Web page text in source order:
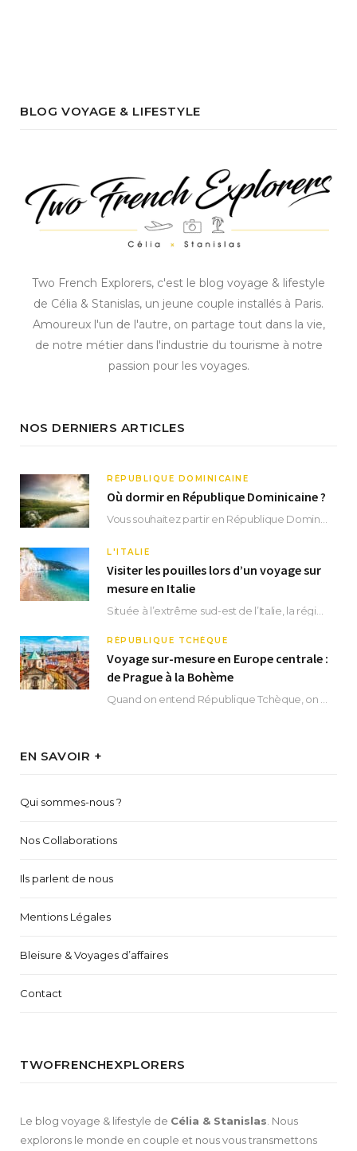
BLOG VOYAGE & LIFESTYLE
Two French Explorers, c'est le blog voyage & lifestyle
de Célia & Stanislas, un jeune couple installés à Paris.
Amoureux l'un de l'autre, on partage tout dans la vie,
de notre métier dans l'industrie du tourisme à notre
passion pour les voyages.
NOS DERNIERS ARTICLES
RÉPUBLIQUE DOMINICAINE
Où dormir en République Dominicaine ?
L'ITALIE
Visiter les pouilles lors d’un voyage sur
mesure en Italie
RÉPUBLIQUE TCHÈQUE
Voyage sur-mesure en Europe centrale :
de Prague à la Bohème
EN SAVOIR +
Qui sommes-nous ?
Nos Collaborations
Ils parlent de nous
Mentions Légales
Bleisure & Voyages d’affaires
Contact
TWOFRENCHEXPLORERS
Le blog voyage & lifestyle de Célia & Stanislas . Nous
explorons le monde en couple et nous vous transmettons